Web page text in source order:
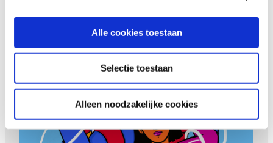
Alle cookies toestaan
Selectie toestaan
Alleen noodzakelijke cookies
She’s got the power